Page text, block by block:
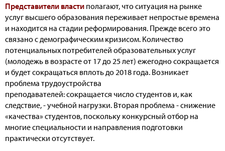
Представители власти полагают, что ситуация на рынке
услуг высшего образования переживает непростые времена
и находится на стадии реформирования. Прежде всего это
связано с демографическим кризисом. Количество
потенциальных потребителей образовательных услуг
(молодежь в возрасте от 17 до 25 лет) ежегодно сокращается
и будет сокращаться вплоть до 2018 года. Возникает
проблема трудоустройства
преподавателей: сокращается число студентов и, как
следствие, - учебной нагрузки. Вторая проблема - снижение
«качества» студентов, поскольку конкурсный отбор на
многие специальности и направления подготовки
практически отсутствует.